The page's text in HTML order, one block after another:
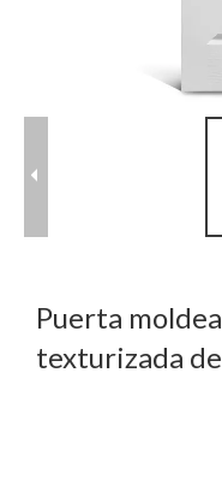
Puerta
texturizada